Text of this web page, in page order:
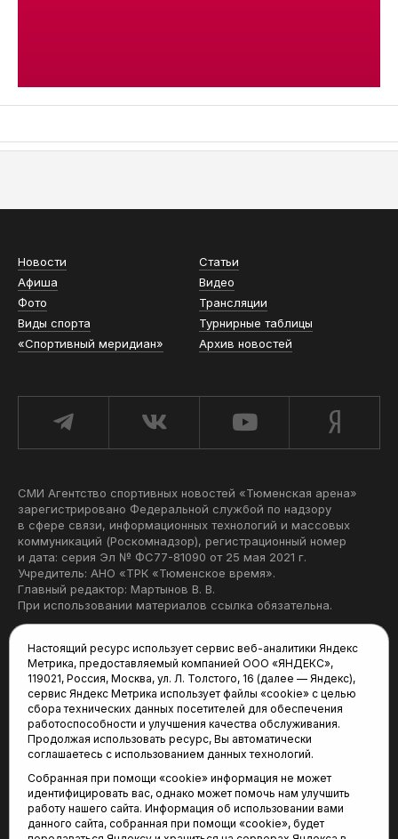
Новости
Статьи
Афиша
Видео
Фото
Трансляции
Виды спорта
Турнирные таблицы
«Спортивный меридиан»
Архив новостей
СМИ Агентство спортивных новостей «Тюменская арена»
зарегистрировано Федеральной службой по надзору
в сфере связи, информационных технологий и массовых
коммуникаций (Роскомнадзор), регистрационный номер
и дата: серия Эл № ФС77-81090 от 25 мая 2021 г.
Учредитель: АНО «ТРК «Тюменское время».
Главный редактор: Мартынов В. В.
При использовании материалов ссылка обязательна.
Редакция:
625035, Тюмень, пр. Геологоразведчиков, 28А
(3452) 68-22-28
tum-arena@mail.ru
Отдел продаж:
(3452) 68-89-78
kotovaev@sibinformburo.ru
Настоящий ресурс использует сервис веб-аналитики Яндекс
Метрика, предоставляемый компанией ООО «ЯНДЕКС»,
119021, Россия, Москва, ул. Л. Толстого, 16 (далее — Яндекс),
сервис Яндекс Метрика использует файлы «cookie» с целью
сбора технических данных посетителей для обеспечения
работоспособности и улучшения качества обслуживания.
Продолжая использовать ресурс, Вы автоматически
соглашаетесь с использованием данных технологий.
Собранная при помощи «cookie» информация не может
идентифицировать вас, однако может помочь нам улучшить
работу нашего сайта. Информация об использовании вами
данного сайта, собранная при помощи «cookie», будет